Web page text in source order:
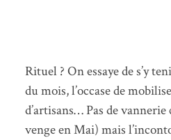
Rituel ? On essaye de s’y
du mois, l’occase de
d’artisans… Pas de vannerie
venge en Mai) mais